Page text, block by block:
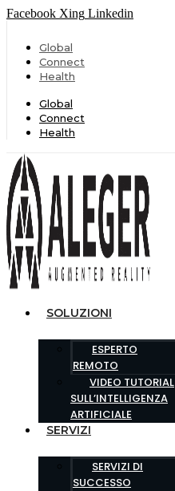
Facebook Xing Linkedin
Global
Connect
Health
Global
Connect
Health
SOLUZIONI
ESPERTO
REMOTO
VIDEO TUTORIAL
SULL’INTELLIGENZA
ARTIFICIALE
SERVIZI
SERVIZI DI
SUCCESSO